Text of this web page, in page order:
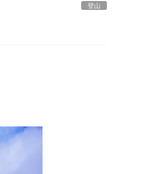
登山